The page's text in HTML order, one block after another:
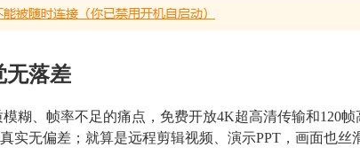
无落差
糊、帧率不足的痛点，免费开放4K超高清传输和120
实无偏差；就算是远程剪辑视频、演示PPT，画面也